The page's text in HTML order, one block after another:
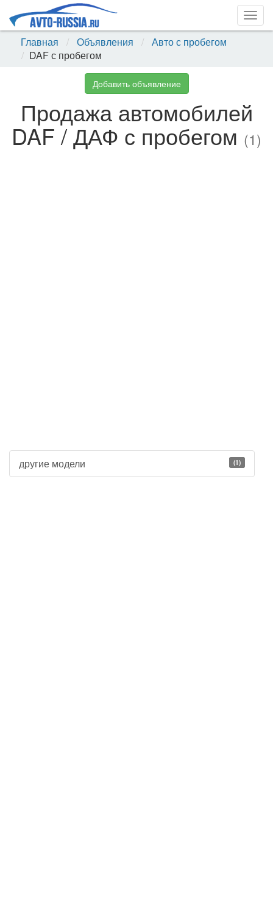
Главная
Объявления
Авто с пробегом
DAF с пробегом
Добавить объявление
Продажа автомобилей
DAF / ДАФ с пробегом (1)
другие модели (1)